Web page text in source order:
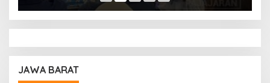
JAWA BARAT